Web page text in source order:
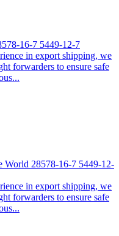
16-7 5449-12-7
in export shipping, we
forwarders to ensure safe
World 28578-16-7 5449-12-
in export shipping, we
forwarders to ensure safe